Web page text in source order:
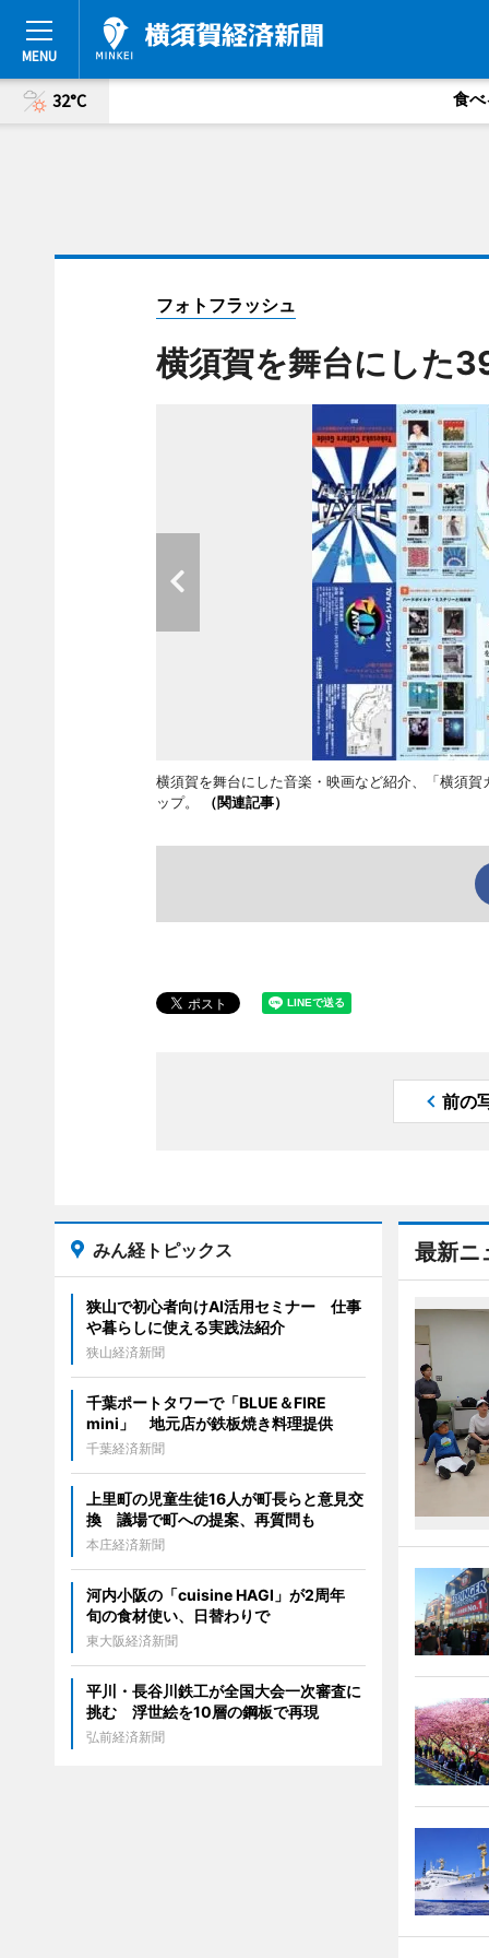
32°C 食べ
フォトフラッシュ
横須賀を舞台にした
横須賀を舞台にした音楽・映画など紹介、「横須
ップ。
（関連記事）
前の
最新ニ
みん経トピックス
狭山で初心者向けAI活用セミナー 仕事
や暮らしに使える実践法紹介
狭山経済新聞
千葉ポートタワーで「BLUE＆FIRE
mini」 地元店が鉄板焼き料理提供
千葉経済新聞
上里町の児童生徒16人が町長らと意見交
換 議場で町への提案、再質問も
本庄経済新聞
河内小阪の「cuisine HAGI」が2周年
旬の食材使い、日替わりで
東大阪経済新聞
平川・長谷川鉄工が全国大会一次審査に
挑む 浮世絵を10層の鋼板で再現
弘前経済新聞